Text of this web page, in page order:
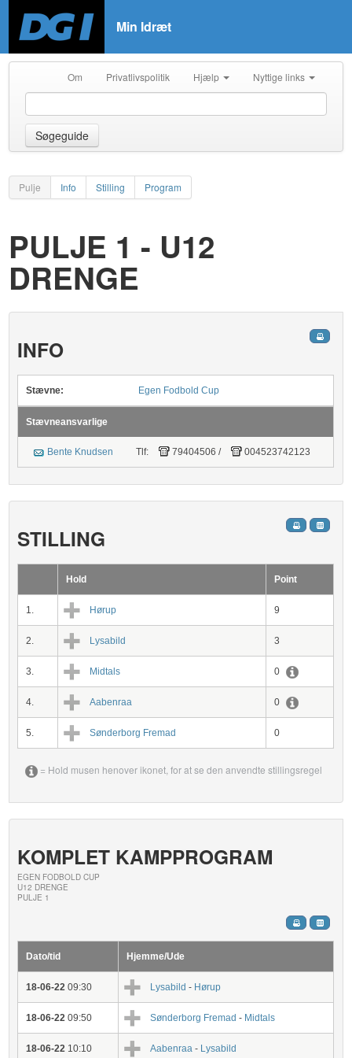
Min Idræt
Om Privatlivspolitik Hjælp Nyttige links
Søgeguide
Pulje Info Stilling Program
PULJE 1 - U12
DRENGE
INFO
Stævne: Egen Fodbold Cup
Stævneansvarlige
Bente Knudsen Tlf: 79404506 / 004523742123
STILLING
Hold Point
1. Hørup 9
2. Lysabild 3
3. Midtals 0
4. Aabenraa 0
5. Sønderborg Fremad 0
= Hold musen henover ikonet, for at se den anvendte stillingsregel
KOMPLET KAMPPROGRAM
EGEN FODBOLD CUP
U12 DRENGE
PULJE 1
Dato/tid Hjemme/Ude
18-06-22 09:30 Lysabild- Hørup
18-06-22 09:50 Sønderborg Fremad - Midtals
18-06-22 10:10 Aabenraa- Lysabild